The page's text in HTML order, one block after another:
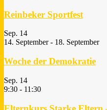
Reinbeker Sportfest
Sep. 14
14. September- 18. September
Woche der Demokratie
Sep. 14
9:30 - 11:30